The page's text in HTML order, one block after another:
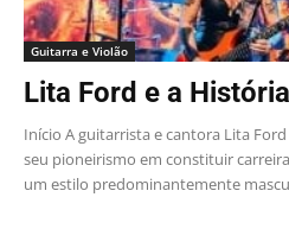
Guitarra e Violão
Lita Ford e a
Início A guitarrista e cantora Lita
seu pioneirismo em constituir
um estilo predominantemente